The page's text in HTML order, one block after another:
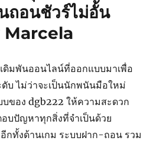
ถอนชัวร์ไม่อั้น
Marcela
ดิมพันออนไลน์ที่ออกแบบมาเพื่อ
บ ไม่ว่าจะเป็นนักพนันมือใหม่
ของ dgb222 ให้ความสะดวก
บปัญหาทุกสิ่งที่จำเป็นด้วย
กทั้งด้านเกม ระบบฝาก-ถอน รวม